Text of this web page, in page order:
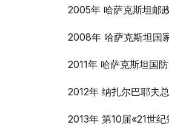
2005年 哈萨克斯坦邮
2008年 哈萨克斯坦国
2011年 哈萨克斯坦国
2012年 纳扎尔巴耶夫
2013年 第10届«21世